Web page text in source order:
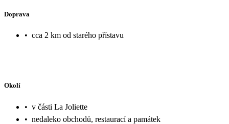
Doprava
• cca 2 km od starého přístavu
Okolí
• v části La Joliette
• nedaleko obchodů, restaurací a památek